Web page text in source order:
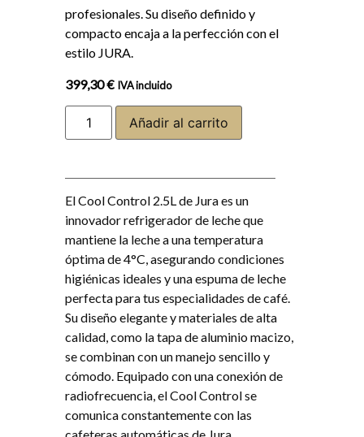
profesionales. Su diseño definido y
compacto encaja a la perfección con el
estilo JURA.
399,30€ IVA incluido
Añadir al carrito
El Cool Control 2.5L de Jura es un
innovador refrigerador de leche que
mantiene la leche a una temperatura
óptima de 4°C, asegurando condiciones
higiénicas ideales y una espuma de leche
perfecta para tus especialidades de café.
Su diseño elegante y materiales de alta
calidad, como la tapa de aluminio macizo,
se combinan con un manejo sencillo y
cómodo. Equipado con una conexión de
radiofrecuencia, el Cool Control se
comunica constantemente con las